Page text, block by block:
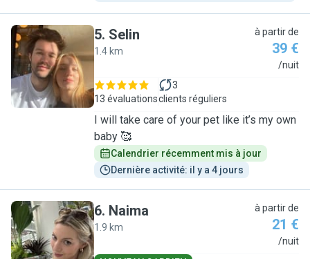
S
5. Selin
1.4 km
à partir de
39 €
/nuit
13 évaluations
3
clients réguliers
I will take care of your pet like it’s my own
baby 🥰
Calendrier récemment mis à jour
Dernière activité: il y a 4 jours
N
6. Naima
1.9 km
à partir de
21 €
/nuit